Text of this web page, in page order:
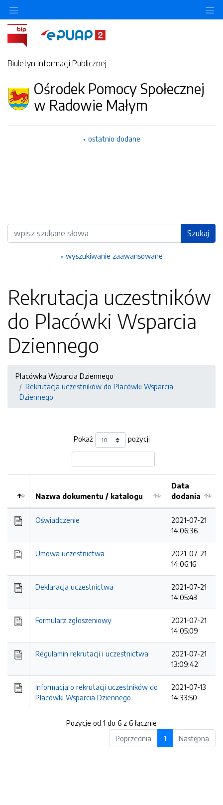
Biuletyn Informacji Publicznej
Ośrodek Pomocy Społecznej
w Radowie Małym
ostatnio dodane
Wyszukiwarka Szukaj
wyszukiwanie zaawansowane
Rekrutacja uczestników
do Placówki Wsparcia
Dziennego
Placówka Wsparcia Dziennego
Rekrutacja uczestników do Placówki Wsparcia
Dziennego
Pokaż pozycji
Kolejność
Nazwa dokumentu / katalogu
Data
dodania
Oświadczenie
2021-07-21
14:06:36
Umowa uczestnictwa
2021-07-21
14:06:16
Deklaracja uczestnictwa
2021-07-21
14:05:43
Formularz zgłoszeniowy
2021-07-21
14:05:09
Regulamin rekrutacji i uczestnictwa
2021-07-21
13:09:42
Informacja o rekrutacji uczestników do
Placówki Wsparcia Dziennego
2021-07-13
14:33:50
Pozycje od 1 do 6 z 6 łącznie
Poprzednia
1 Następna